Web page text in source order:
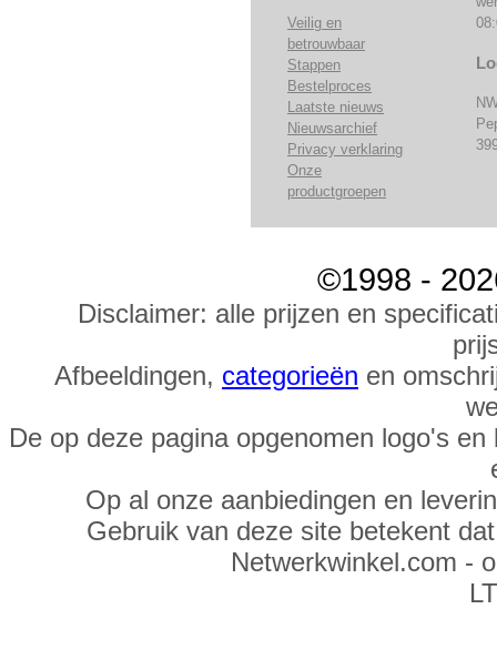
Veilig en
betrouwbaar
Stappen
Bestelproces
Laatste nieuws
Nieuwsarchief
Privacy verklaring
Onze
productgroepen
©1998 -
Disclaimer: alle prijzen en
Afbeeldingen, categorieën en
De op deze pagina opgenomen logo's
Op al onze aanbiedingen en
Gebruik van deze site betekent
Netwerkwinkel.com -